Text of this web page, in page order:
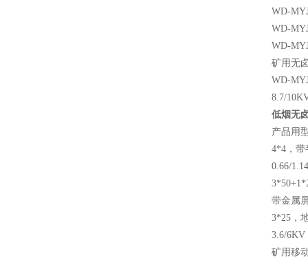
WD-
WD-
WD-
矿用无
WD-
8.7/
低烟无
产品用
4*4，带
0.66/
带金属
3*25，
3.6/6KV
矿用移